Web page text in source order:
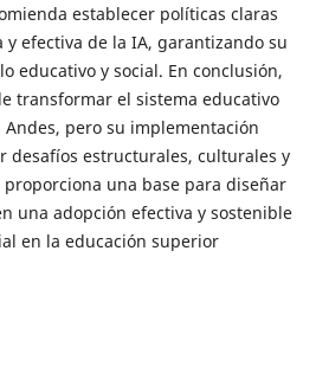
establecer políticas claras
efectiva de la IA, garantizando su
educativo y social. En conclusión,
transformar el sistema educativo
pero su implementación
desafíos estructurales, culturales y
una base para diseñar
una adopción efectiva y sostenible
en la educación superior